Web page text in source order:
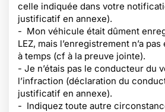
celle indiquée dans votre
justificatif en annexe).
- Mon véhicule était dûment
LEZ, mais l’enregistrement n’a
à temps (cf à la preuve jointe).
- Je n’étais pas le conducteur du
l’infraction (déclaration du
justificatif en annexe).
- Indiquez toute autre